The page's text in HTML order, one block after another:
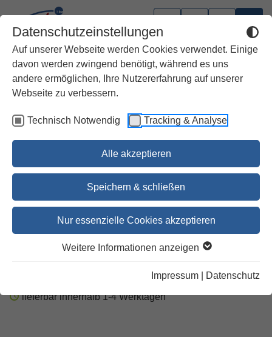
Datenschutzeinstellungen
Auf unserer Webseite werden Cookies verwendet. Einige
davon werden zwingend benötigt, während es uns
andere ermöglichen, Ihre Nutzererfahrung auf unserer
Webseite zu verbessern.
Technisch Notwendig Tracking & Analyse
Alle akzeptieren
Speichern & schließen
Nur essenzielle Cookies akzeptieren
Weitere Informationen anzeigen
Impressum Datenschutz
Der Tempel von Jerusalem
lieferbar innerhalb 1-4 Werktagen